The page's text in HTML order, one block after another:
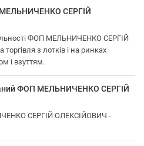
СЕРГІЙ
ФОП МЕЛЬНИЧЕНКО СЕРГІЙ
з лотків і на ринках
і взуттям.
ФОП МЕЛЬНИЧЕНКО СЕРГІЙ
СЕРГІЙ ОЛЕКСІЙОВИЧ -